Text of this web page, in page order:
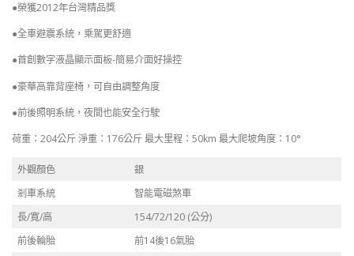
●榮獲2012年台灣精品獎
●全車避震系統，乘駕更舒適
●首創數字液晶顯示面板-簡易介面好操控
●豪華高靠背座椅，可自由調整角度
●前後照明系統，夜間也能安全行駛
荷重：204公斤 淨重：176公斤 最大里程：50km 最大爬坡角度：10°
外觀顏色
銀
剎車系統
智能電磁煞車
長/寛/高
154/72/120 (公分)
前後輪胎
前14後16氣胎